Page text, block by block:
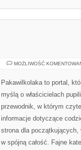
MOŻLIWOŚĆ
Pakawilkolaka to portal,
myślą o właścicielach
przewodnik, w którym
informacje dotyczące
strona dla początkujących,
w spójną całość. Fajne